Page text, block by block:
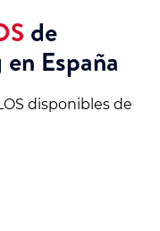
de
España
disponibles de